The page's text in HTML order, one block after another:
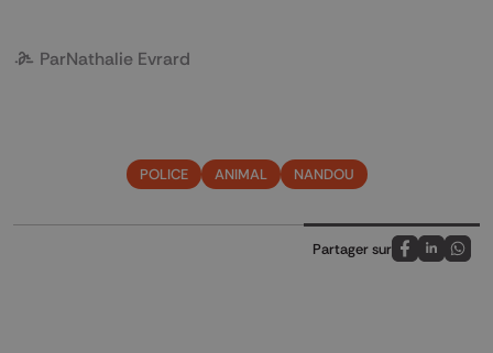
ParNathalie Evrard
POLICE ANIMAL NANDOU
Partager sur
Partagez sur
Partagez